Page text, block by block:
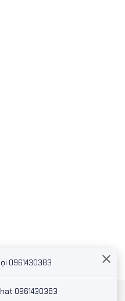
thanh toán công ty
NAM. Địa chỉ: Số 4, ngách
0961430383
0961430383